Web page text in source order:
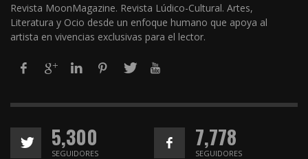
Revista MoonMagazine. Revista Lúdico-Cultural. Artes,
Literatura y Ocio desde un enfoque humano que apoya al
artista en vivencias exclusivas para el lector.
5,300
SEGUIDORES
7,778
SEGUIDORES